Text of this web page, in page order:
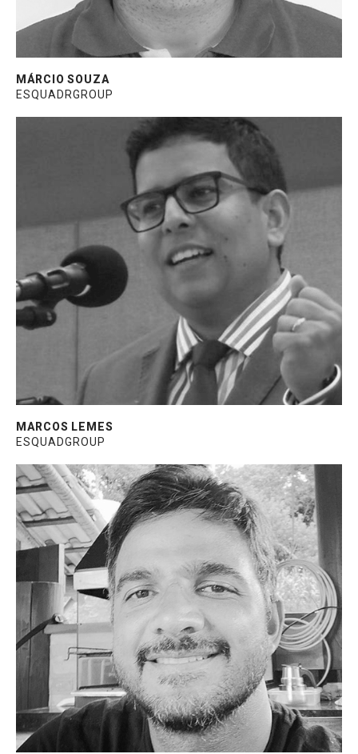
MÁRCIO SOUZA
ESQUADRGROUP
Diretor de negócios e responsável pelo
Comercial e Marketing na EsquadGroup.
Trabalhou 10 anos no mercado publicitário e
há 14 atua no mercado de esquadrias.
Graduado em Marketing e especialização
em Estratégia de Negócios e Princing.
MARCOS LEMES
ESQUADGROUP
Engenheiro de Aplicação e
Desenvolvimento – responsável técnico pela
linha de selante para construção civil e pelo
laboratório de aplicação na GE Silicones.
Graduado em Química, Engenharia de
Materiais e MBA em Marketing.